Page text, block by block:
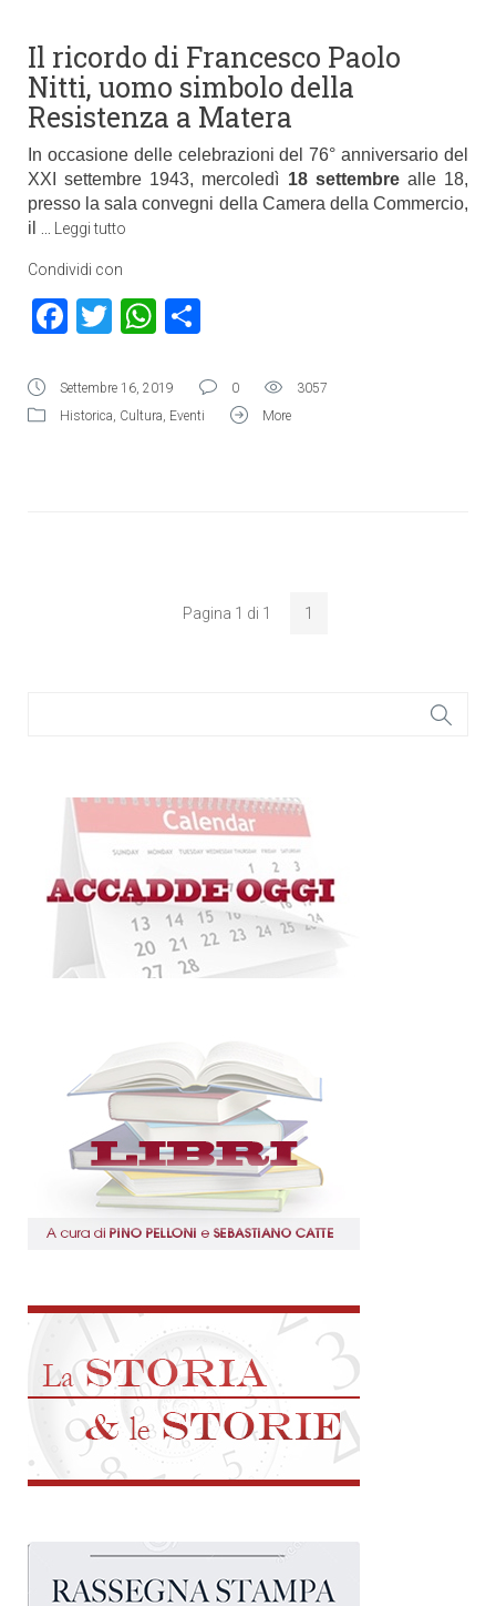
Il ricordo di Francesco Paolo
Nitti, uomo simbolo della
Resistenza a Matera
In occasione delle celebrazioni del 76° anniversario del
XXI settembre 1943, mercoledì 18 settembrealle 18,
presso la sala convegni della Camera della Commercio,
il
Leggi tutto
Condividi con
Facebook
TwitterWhatsApp
Settembre 16, 2019 0
3057
Historica, Cultura, Eventi More
Pagina 1 di 1 1